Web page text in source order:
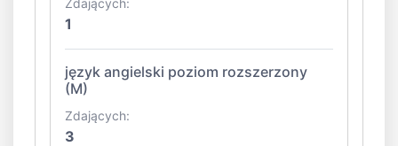
Zdających:
1
język angielski poziom rozszerzony
(M)
Zdających:
3